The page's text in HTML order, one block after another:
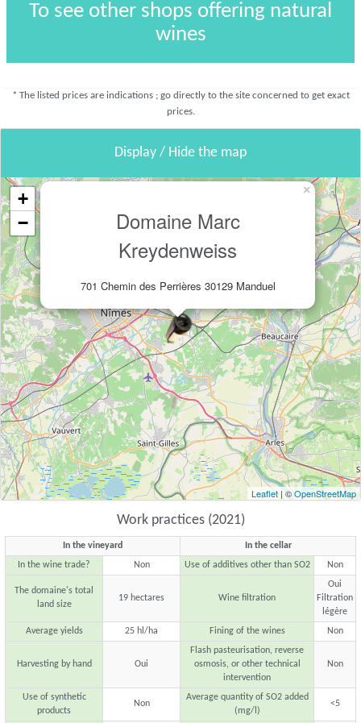
To see other shops offering natural
wines
* The listed prices are indications ; go directly to the site concerned to get exact
prices.
Display / Hide the map
Domaine Marc
Kreydenweiss
701 Chemin des Perrières 30129 Manduel
×
+
−
Leaflet | ©OpenStreetMap
Work practices (2021)
In the vineyard
In the cellar
In the wine trade?
Non Use of additives other than SO2 Non
The domaine's total
land size
19 hectares Wine filtration
Oui
Filtration
légère
Average yields
25 hl/ha Fining of the wines Non
Harvesting by hand Oui
Flash pasteurisation, reverse
osmosis, or other technical
intervention
Non
Use of synthetic
products
Non
Average quantity of SO2 added
(mg/l)
<5